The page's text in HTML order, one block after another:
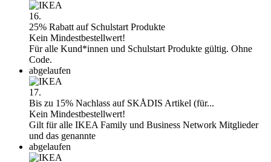
16.
25% Rabatt auf Schulstart Produkte
Kein Mindestbestellwert!
Für alle Kund*innen und Schulstart Produkte gültig. Ohne
Code.
abgelaufen
17.
Bis zu 15% Nachlass auf SKÅDIS Artikel (für...
Kein Mindestbestellwert!
Gilt für alle IKEA Family und Business Network Mitglieder
und das genannte
abgelaufen